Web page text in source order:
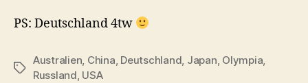
PS: Deutschland 4tw
Schlagwörter
Australien, China, Deutschland, Japan, Olympia,
Russland, USA